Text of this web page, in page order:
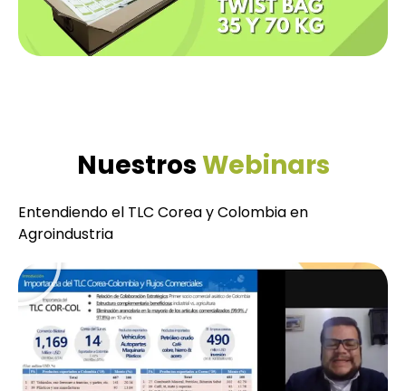
NuestrosWebinars
Entendiendo el TLC Corea y Colombia en
Agroindustria